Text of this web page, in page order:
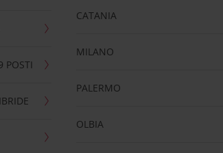
POSTI
CATANIA
MILANO
PALERMO
OLBIA